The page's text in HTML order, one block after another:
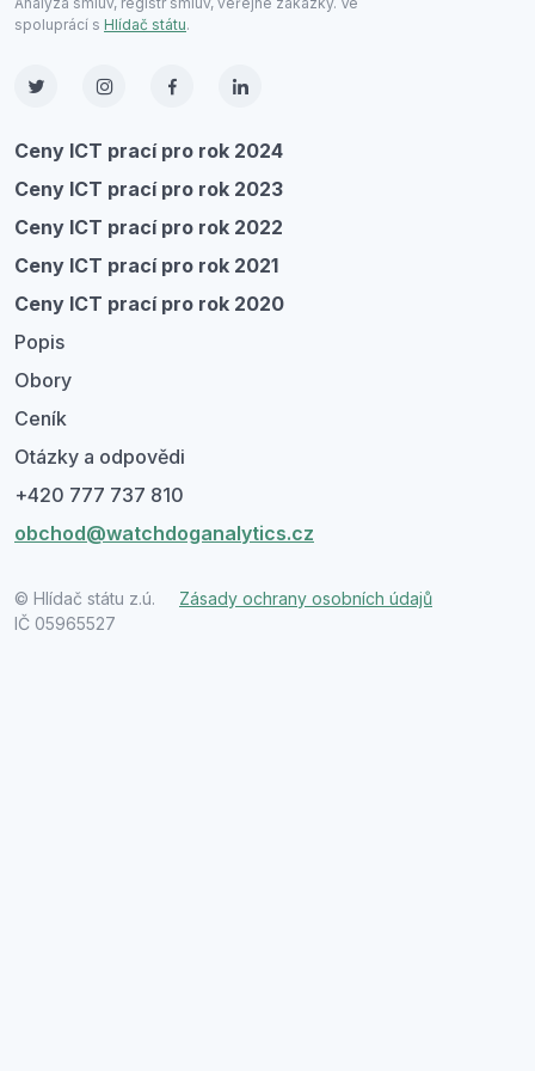
spoluprácí s Hlídač státu.
Ceny ICT prací pro rok 2024
Ceny ICT prací pro rok 2023
Ceny ICT prací pro rok 2022
Ceny ICT prací pro rok 2021
Ceny ICT prací pro rok 2020
Popis
Obory
Ceník
Otázky a odpovědi
+420 777 737 810
obchod@watchdoganalytics.cz
© Hlídač státu z.ú. Zásady ochrany osobních údajů
IČ 05965527